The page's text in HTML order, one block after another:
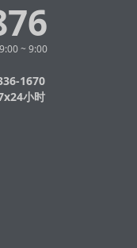
~ 9:00
1670
小时